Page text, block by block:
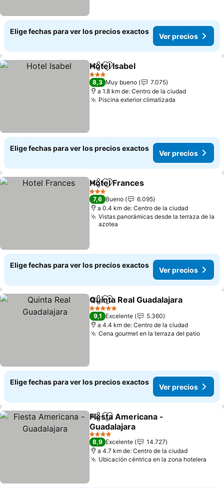
Elige fechas para ver los precios exactos
Ver precios
CompartirAgregar a favoritos
Hotel Isabel
3 Estrellas
8,3 Muy bueno
7.075
a 1.8 km de: Centro de la ciudad
Piscina exterior climatizada
Elige fechas para ver los precios exactos
Ver precios
CompartirAgregar a favoritos
Hotel Frances
3 Estrellas
7,6 Bueno
6.095
a 0.4 km de: Centro de la ciudad
Vistas panorámicas desde la terraza de la
azotea
Elige fechas para ver los precios exactos
Ver precios
CompartirAgregar a favoritos
Quinta Real Guadalajara
5 Estrellas
9,1 Excelente
5.360
a 4.4 km de: Centro de la ciudad
Cena gourmet en la terraza del patioVer
Elige fechas para ver los precios exactos
Ver precios
CompartirAgregar a favoritos
Fiesta Americana -
Guadalajara
Ver precios
4 Estrellas
8,9 Excelente
14.727
a 4.7 km de: Centro de la ciudad
Ubicación céntrica en la zona hotelera